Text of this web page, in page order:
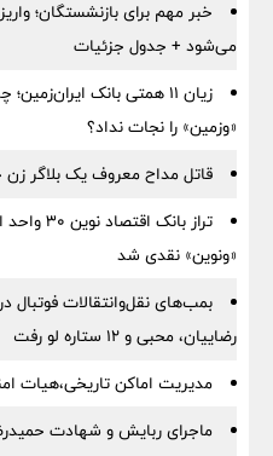
می‌شود + جدول جزئیات
«وزمین» را نجات نداد؟
قاتل مداح معروف یک بلاگر
«ونوین» نقدی شد
بمب‌های نقل‌وانتقالات فوتبال
رضاییان، محبی و ۱۲ ستاره لو رفت
مدیریت اماکن تاریخی،هیات
ماجرای ربایش و شهادت